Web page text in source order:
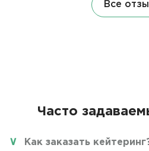
Все
Часто
Как заказать